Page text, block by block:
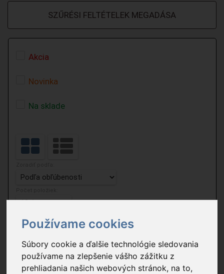
Používame cookies
Súbory cookie a ďalšie technológie sledovania
používame na zlepšenie vášho zážitku z
prehliadania našich webových stránok, na to,
SZŰRÉSI FELTÉTELEK MEGADÁSA
Akcia
Novinka
Na sklade
1 nájdených výrobkov podľa zadaných kritérií.